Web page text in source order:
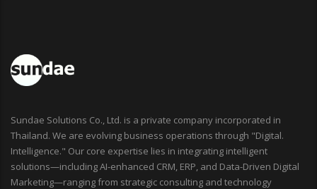
Sundae Solutions Co., Ltd. is a private company incorporated in
Thailand. We are evolving business operations through "Digital.
Intelligence." Our core expertise lies in integrating intelligent
solutions—including AI-enhanced CRM, ERP, and Data-Driven Digital
Marketing—ranging from strategic consulting and technology